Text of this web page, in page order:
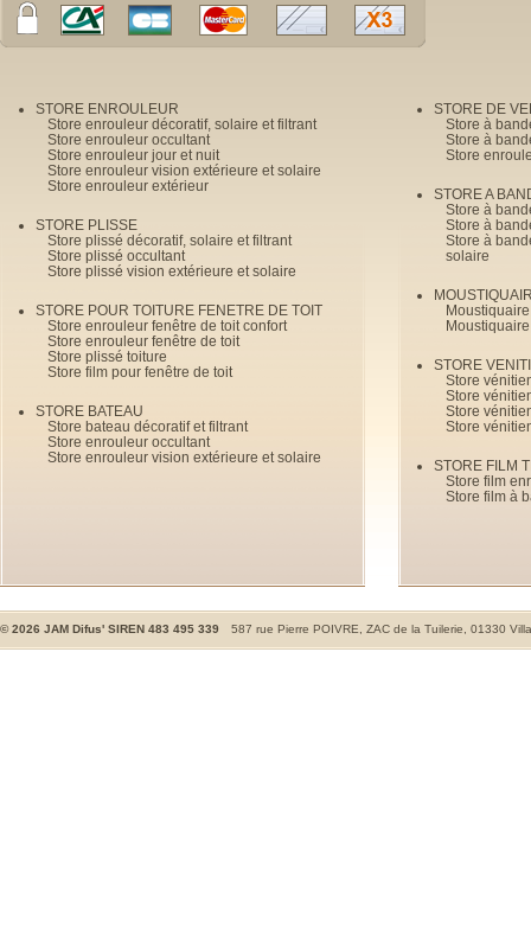
STORE ENROULEUR
Store enrouleur décoratif, solaire et filtrant
Store enrouleur occultant
Store enrouleur jour et nuit
Store enrouleur vision extérieure et solaire
Store enrouleur extérieur
STORE PLISSE
Store plissé décoratif, solaire et filtrant
Store plissé occultant
Store plissé vision extérieure et solaire
STORE POUR TOITURE FENETRE DE TOIT
Store enrouleur fenêtre de toit confort
Store enrouleur fenêtre de toit
Store plissé toiture
Store film pour fenêtre de toit
STORE BATEAU
Store bateau décoratif et filtrant
Store enrouleur occultant
Store enrouleur vision extérieure et solaire
STORE DE
Store à
Store à
Store
STORE A
Store à
Store à
Store à
solaire
STORE
Store
Store
Store
Store
STORE FILM
Store film
Store film à
©2026 JAM Difus' SIREN 483 495 339 587 rue Pierre POIVRE, ZAC de la Tuilerie, 01330